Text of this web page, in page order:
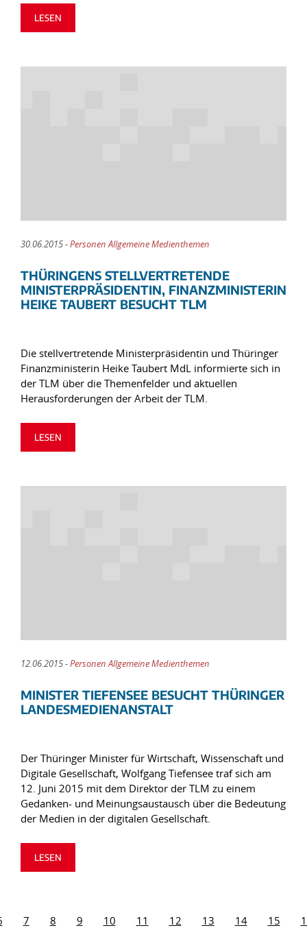
LESEN
30.06.2015 -Personen Allgemeine Medienthemen
THÜRINGENS STELLVERTRETENDE
MINISTERPRÄSIDENTIN, FINANZMINISTERIN
HEIKE TAUBERT BESUCHT TLM
Die stellvertretende Ministerpräsidentin und Thüringer
Finanzministerin Heike Taubert MdL informierte sich in
der TLM über die Themenfelder und aktuellen
Herausforderungen der Arbeit der TLM.
LESEN
12.06.2015 -Personen Allgemeine Medienthemen
MINISTER TIEFENSEE BESUCHT THÜRINGER
LANDESMEDIENANSTALT
Der Thüringer Minister für Wirtschaft, Wissenschaft und
Digitale Gesellschaft, Wolfgang Tiefensee traf sich am
12. Juni 2015 mit dem Direktor der TLM zu einem
Gedanken- und Meinungsaustausch über die Bedeutung
der Medien in der digitalen Gesellschaft.
LESEN
7 8 9 10 11 12 13 14 15